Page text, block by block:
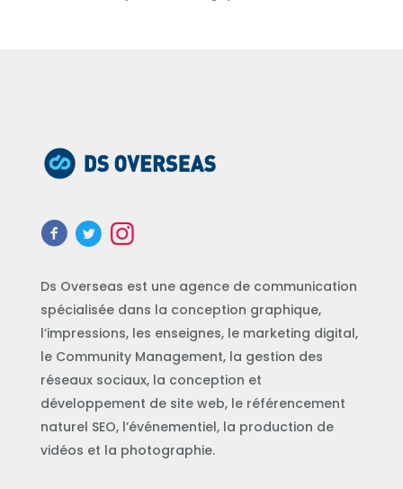
Ds Overseas est une agence de communication
spécialisée dans la conception graphique,
l’impressions, les enseignes, le marketing digital,
le Community Management, la gestion des
réseaux sociaux, la conception et
développement de site web, le référencement
naturel SEO, l’événementiel, la production de
vidéos et la photographie.